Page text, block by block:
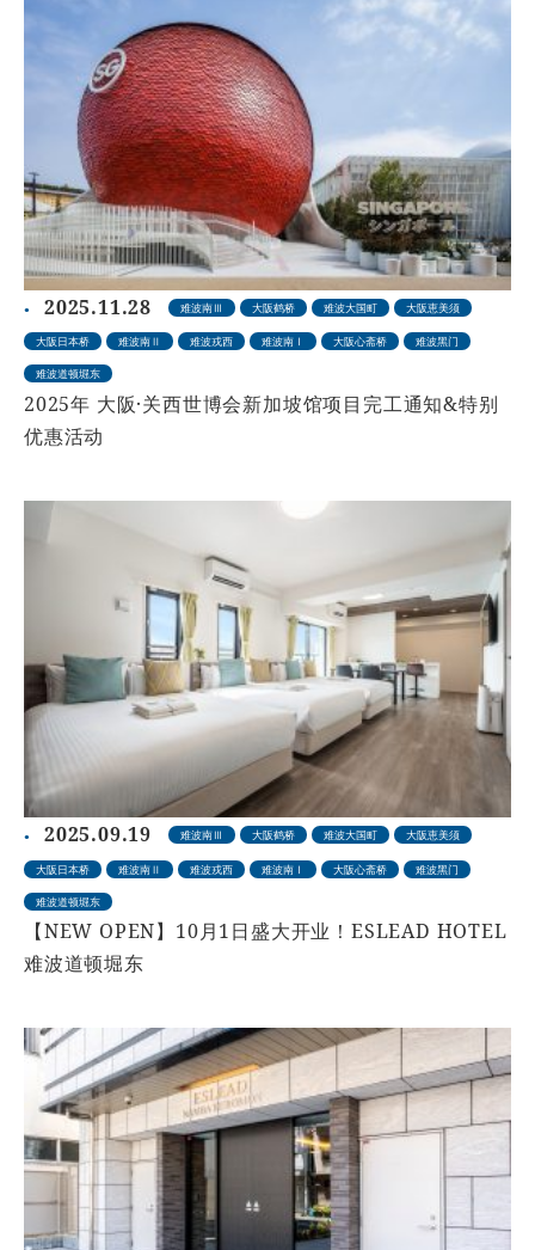
2025.11.28 难波南Ⅲ 大阪鹤桥 难波大国町 大阪恵美须
大阪日本桥 难波南Ⅱ 难波戎西 难波南Ⅰ 大阪心斋桥 难波黑门
难波道顿堀东
2025年 大阪·关西世博会新加坡馆项目完工通知&特别
优惠活动
2025.09.19 难波南Ⅲ 大阪鹤桥 难波大国町 大阪恵美须
大阪日本桥 难波南Ⅱ 难波戎西 难波南Ⅰ 大阪心斋桥 难波黑门
难波道顿堀东
【NEW OPEN】10月1日盛大开业！ESLEAD HOTEL
难波道顿堀东